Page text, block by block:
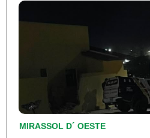
MIRASSOL D´ OESTE